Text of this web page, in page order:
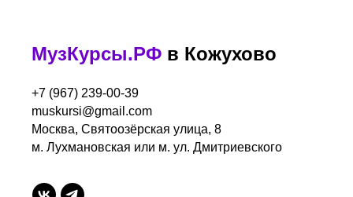
МузКурсы.РФ в Кожухово
+7 (967) 239-00-39
muskursi@gmail.com
Москва, Святоозёрская улица, 8
м. Лухмановская или м. ул. Дмитриевского